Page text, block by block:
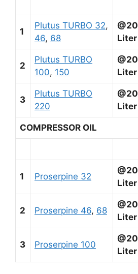
1
Plutus TURBO 32,
46, 68
@20
Liter
2
Plutus TURBO
100, 150
@20
Liter
3
Plutus TURBO
220
@20
Liter
COMPRESSOR OIL
1 Proserpine 32
@20
Liter
2 Proserpine 46, 68
@20
Liter
3 Proserpine 100
@20
Liter